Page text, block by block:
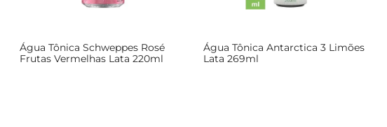
descubra o prazer de uma bebida que é sinônimo de qualidade e tradição.
Água Tônica Schweppes Rosé
Frutas Vermelhas Lata 220ml
Água Tônica Antarctica 3 Limões
Lata 269ml